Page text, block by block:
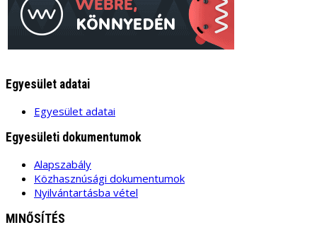
Egyesület adatai
Egyesület adatai
Egyesületi dokumentumok
Alapszabály
Közhasznúsági dokumentumok
Nyilvántartásba vétel
MINŐSÍTÉS